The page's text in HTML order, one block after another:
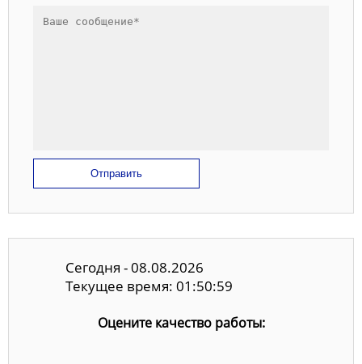
Отправить
Сегодня - 08.08.2026
Текущее время: 01:50:59
Оцените качество работы: